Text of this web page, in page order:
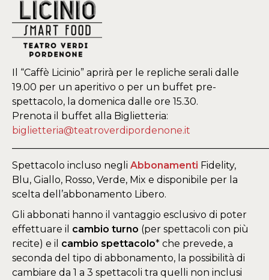
Il “Caffè Licinio” aprirà per le repliche serali dalle
19.00 per un aperitivo o per un buffet pre-
spettacolo, la domenica dalle ore 15.30.
Prenota il buffet alla Biglietteria:
biglietteria@teatroverdipordenone.it
Spettacolo incluso negli Abbonamenti Fidelity,
Blu, Giallo, Rosso, Verde, Mix e disponibile per la
scelta dell’abbonamento Libero.
Gli abbonati hanno il vantaggio esclusivo di poter
effettuare il cambio turno (per spettacoli con più
recite) e il cambio spettacolo* che prevede, a
seconda del tipo di abbonamento, la possibilità di
cambiare da 1 a 3 spettacoli tra quelli non inclusi